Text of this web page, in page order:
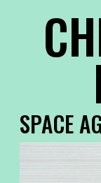
SPACE